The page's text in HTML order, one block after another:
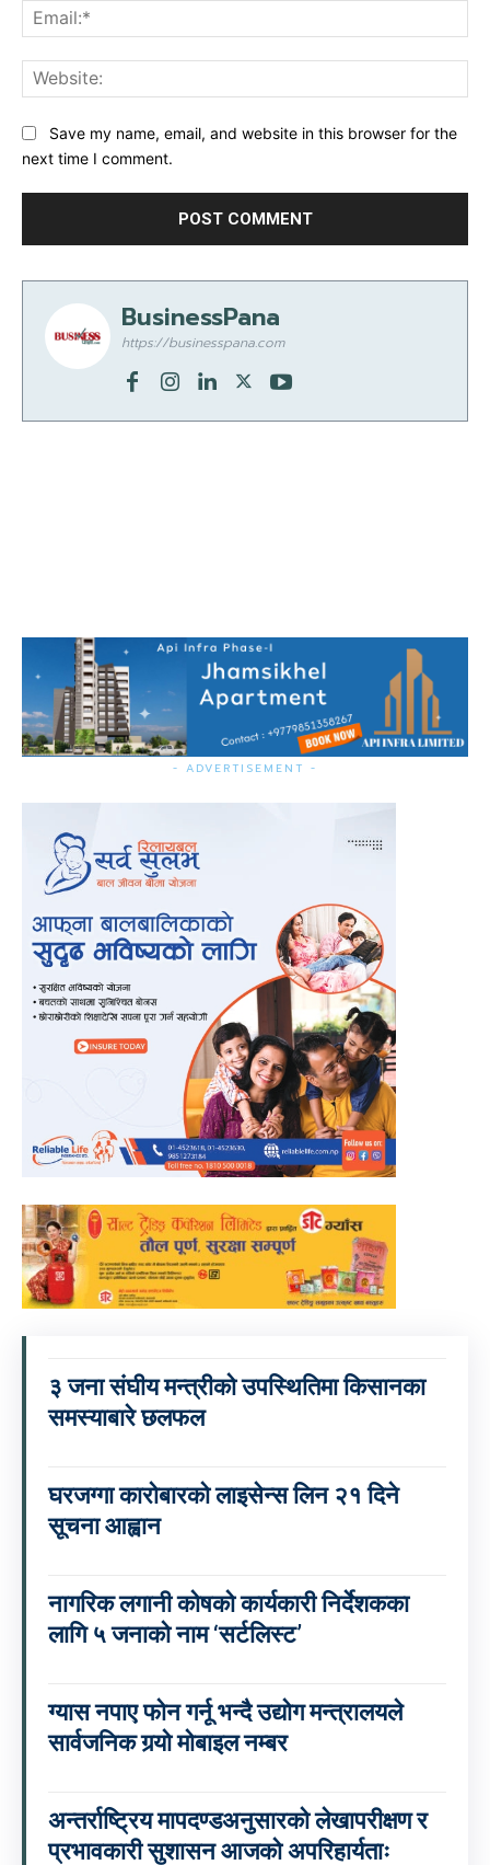
Save my name, email, and website in this browser for the
next time I comment.
BusinessPana
https://businesspana.com
- ADVERTISEMENT -
३ जना संघीय मन्त्रीको उपस्थितिमा किसानका
समस्याबारे छलफल
घरजग्गा कारोबारको लाइसेन्स लिन २१ दिने
सूचना आह्वान
नागरिक लगानी कोषको कार्यकारी निर्देशकका
लागि ५ जनाको नाम ‘सर्टलिस्ट’
ग्यास नपाए फोन गर्नू भन्दै उद्योग मन्त्रालयले
सार्वजनिक गर्‍यो मोबाइल नम्बर
अन्तर्राष्ट्रिय मापदण्डअनुसारको लेखापरीक्षण र
प्रभावकारी सुशासन आजको अपरिहार्यताः